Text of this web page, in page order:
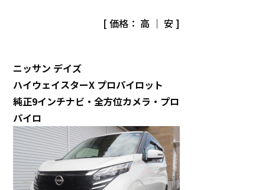
[ 価格： 高 ｜ 安 ]
ニッサン デイズ
ハイウェイスターX プロパイロット
純正9インチナビ・全方位カメラ・プロ
パイロ